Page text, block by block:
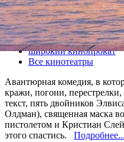
Версия для печати
Все кино
широкий кинопрокат
Все кинотеатры
Авантюрная комедия, в
кражи, погони,
текст, пять двойников
Олдман), священная маска
пистолетом и Кристиан
этого спастись. Подробнее...